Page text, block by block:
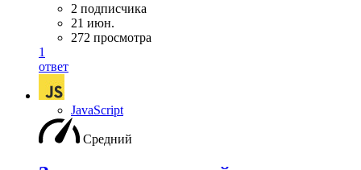
2 подписчика
21 июн.
272 просмотра
1
ответ
JavaScript
Средний